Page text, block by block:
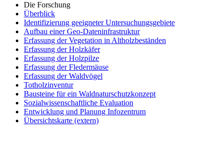
Die Forschung
Überblick
Identifizierung geeigneter Untersuchungsgebiete
Aufbau einer Geo-Dateninfrastruktur
Erfassung der Vegetation in Altholzbeständen
Erfassung der Holzkäfer
Erfassung der Holzpilze
Erfassung der Fledermäuse
Erfassung der Waldvögel
Totholzinventur
Bausteine für ein Waldnaturschutzkonzept
Sozialwissenschaftliche Evaluation
Entwicklung und Planung Infozentrum
Übersichtskarte (extern)